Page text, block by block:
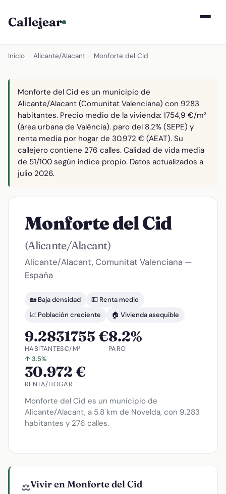
Callejear
Inicio Alicante/Alacant Monforte del Cid
Monforte del Cid es un municipio de
Alicante/Alacant (Comunitat Valenciana) con 9283
habitantes. Precio medio de la vivienda: 1754,9 €/m²
(área urbana de València). paro del 8.2% (SEPE) y
renta media por hogar de 30.972 € (AEAT). Su
callejero contiene 276 calles. Calidad de vida media
de 51/100 según índice propio. Datos actualizados a
julio 2026.
Monforte del Cid
(Alicante/Alacant)
Alicante/Alacant, Comunitat Valenciana —
España
🏡 Baja densidad
💵 Renta medio
📈 Población creciente
🏠 Vivienda asequible
9.283
HABITANTES
↑ 3.5%
1755 €
€/M²
8.2%
PARO
30.972 €
RENTA/HOGAR
Monforte del Cid es un municipio de
Alicante/Alacant, a 5.8 km de Novelda, con 9.283
habitantes y 276 calles.
⚖️Vivir en Monforte del Cid